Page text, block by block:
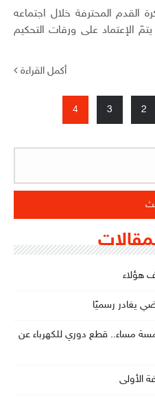
القدم المحترفة خلال اجتماعه
بتاريخ 01 ماي 2026 • يتمّ الإعتماد على ورقات التحكيم
أكمل القراءة
2
3
4
هؤلاء
يغادر رسميًا
مساء.. قطع دوري للكهرباء عن
الأولى